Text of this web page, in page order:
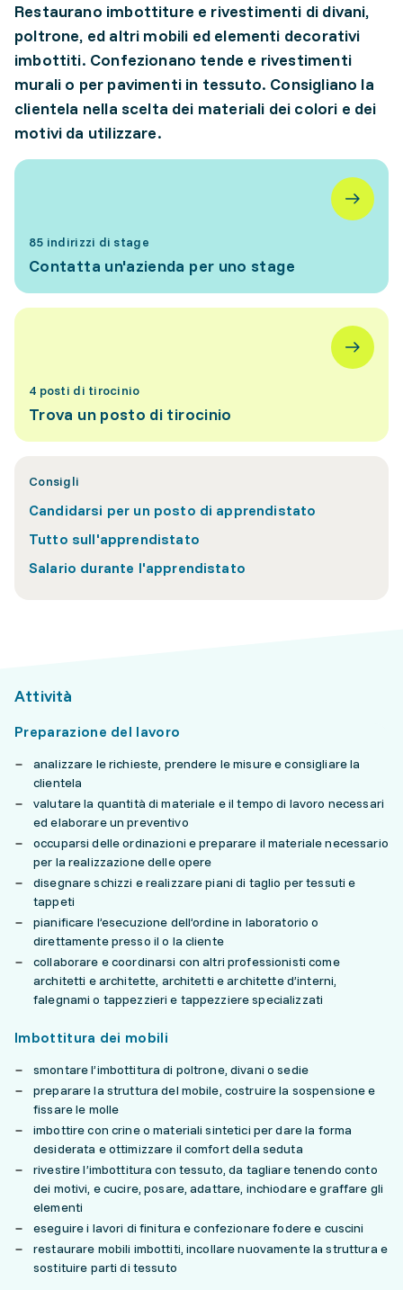
Restaurano imbottiture e rivestimenti di divani,
poltrone, ed altri mobili ed elementi decorativi
imbottiti. Confezionano tende e rivestimenti
murali o per pavimenti in tessuto. Consigliano la
clientela nella scelta dei materiali dei colori e dei
motivi da utilizzare.
85 indirizzi di stage
Contatta un'azienda per uno stage
4 posti di tirocinio
Trova un posto di tirocinio
Consigli
Candidarsi per un posto di apprendistato
Tutto sull'apprendistato
Salario durante l'apprendistato
Attività
Preparazione del lavoro
analizzare le richieste, prendere le misure e consigliare la
clientela
valutare la quantità di materiale e il tempo di lavoro necessari
ed elaborare un preventivo
occuparsi delle ordinazioni e preparare il materiale necessario
per la realizzazione delle opere
disegnare schizzi e realizzare piani di taglio per tessuti e
tappeti
pianificare l’esecuzione dell’ordine in laboratorio o
direttamente presso il o la cliente
collaborare e coordinarsi con altri professionisti come
architetti e architette, architetti e architette d’interni,
falegnami o tappezzieri e tappezziere specializzati
Imbottitura dei mobili
smontare l’imbottitura di poltrone, divani o sedie
preparare la struttura del mobile, costruire la sospensione e
fissare le molle
imbottire con crine o materiali sintetici per dare la forma
desiderata e ottimizzare il comfort della seduta
rivestire l’imbottitura con tessuto, da tagliare tenendo conto
dei motivi, e cucire, posare, adattare, inchiodare e graffare gli
elementi
eseguire i lavori di finitura e confezionare fodere e cuscini
restaurare mobili imbottiti, incollare nuovamente la struttura e
sostituire parti di tessuto